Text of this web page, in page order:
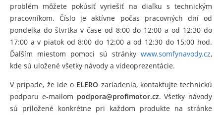
problém môžete pokúsiť vyriešiť na diaľku s technickým
pracovníkom. Číslo je aktívne počas pracovných dní od
pondelka do štvrtka v čase od 8:00 do 12:00 a od 12:30 do
17:00 a v piatok od 8:00 do 12:00 a od 12:30 do 15:00 hod.
Ďalším miestom pomoci sú stránky www.somfynavody.cz,
kde sú uložené všetky návody a videoprezentácie.
V prípade, že ide o ELERO zariadenia, kontaktujte technickú
podporu e-mailom podpora@profimotor.cz. Všetky návody
sú priložené konkrétne pri každom produkte na stránke